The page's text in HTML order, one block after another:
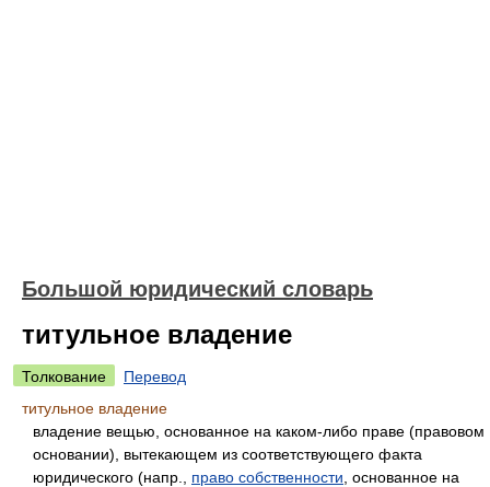
Большой юридический словарь
титульное владение
Толкование
Перевод
титульное владение
владение вещью, основанное на каком-либо праве (правовом
основании), вытекающем из соответствующего факта
юридического (напр., право собственности , основанное на